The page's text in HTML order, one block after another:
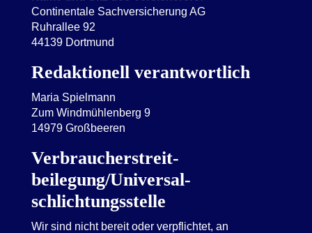
Continentale Sachversicherung AG
Ruhrallee 92
44139 Dortmund
Redaktionell verantwortlich
Maria Spielmann
Zum Windmühlenberg 9
14979 Großbeeren
Verbraucher­streit­
beilegung/Universal­
schlichtungs­stelle
Wir sind nicht bereit oder verpflichtet, an